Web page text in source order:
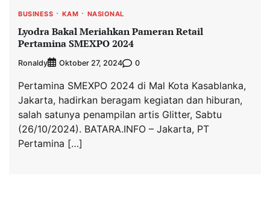
BUSINESS KAM NASIONAL
Lyodra Bakal Meriahkan Pameran Retail
Pertamina SMEXPO 2024
Ronaldy Oktober 27, 2024 0
Pertamina SMEXPO 2024 di Mal Kota Kasablanka,
Jakarta, hadirkan beragam kegiatan dan hiburan,
salah satunya penampilan artis Glitter, Sabtu
(26/10/2024). BATARA.INFO – Jakarta, PT
Pertamina […]